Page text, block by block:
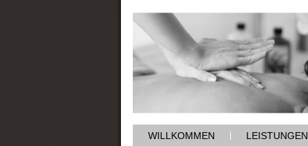
WILLKOMMEN LEISTUNGEN